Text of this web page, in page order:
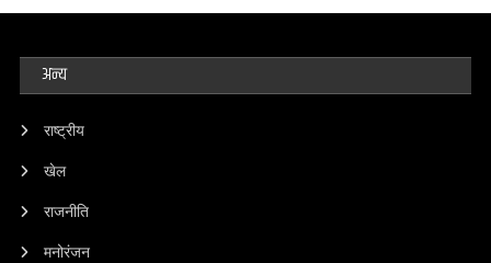
अन्य
राष्ट्रीय
खेल
राजनीति
मनोरंजन